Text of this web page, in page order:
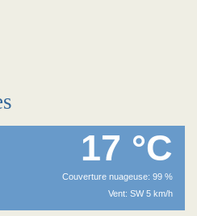
17 °C
Couverture nuageuse: 99 %
Vent: SW 5 km/h